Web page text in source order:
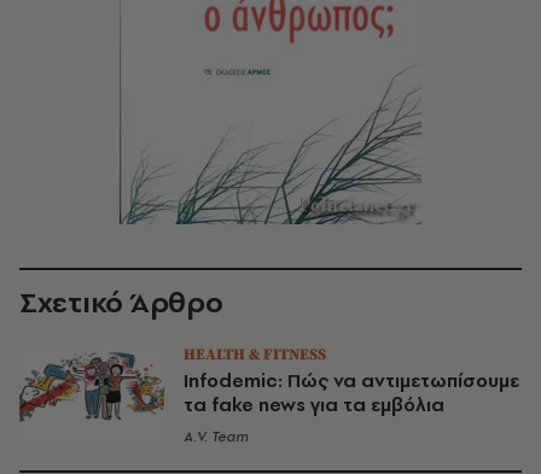
Σχετικό Άρθρο
HEALTH & FITNESS
Infodemic: Πώς να αντιμετωπίσουμε
τα fake news για τα εμβόλια
A.V. Team